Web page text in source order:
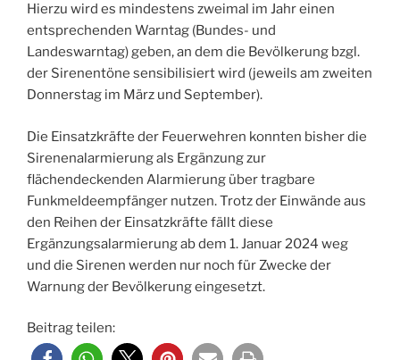
Hierzu wird es mindestens zweimal im Jahr einen
entsprechenden Warntag (Bundes- und
Landeswarntag) geben, an dem die Bevölkerung bzgl.
der Sirenentöne sensibilisiert wird (jeweils am zweiten
Donnerstag im März und September).
Die Einsatzkräfte der Feuerwehren konnten bisher die
Sirenenalarmierung als Ergänzung zur
flächendeckenden Alarmierung über tragbare
Funkmeldeempfänger nutzen. Trotz der Einwände aus
den Reihen der Einsatzkräfte fällt diese
Ergänzungsalarmierung ab dem 1. Januar 2024 weg
und die Sirenen werden nur noch für Zwecke der
Warnung der Bevölkerung eingesetzt.
Beitrag teilen: